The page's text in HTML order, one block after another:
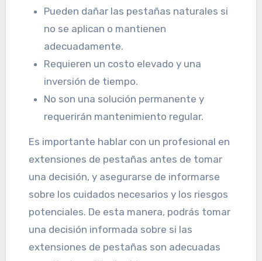
Pueden dañar las pestañas naturales si
no se aplican o mantienen
adecuadamente.
Requieren un costo elevado y una
inversión de tiempo.
No son una solución permanente y
requerirán mantenimiento regular.
Es importante hablar con un profesional en
extensiones de pestañas antes de tomar
una decisión, y asegurarse de informarse
sobre los cuidados necesarios y los riesgos
potenciales. De esta manera, podrás tomar
una decisión informada sobre si las
extensiones de pestañas son adecuadas